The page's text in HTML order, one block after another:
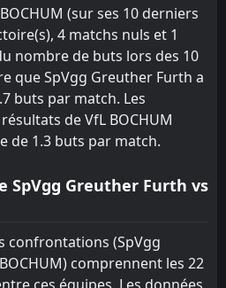
3
W
96
1
1
Furth
(sur ses 10 derniers
4 matchs nuls et 1
nombre de buts lors des 10
que SpVgg Greuther Furth a
buts par match. Les
de VfL BOCHUM
de 1.3 buts par match.
SpVgg Greuther Furth vs
confrontations (SpVgg
comprennent les 22